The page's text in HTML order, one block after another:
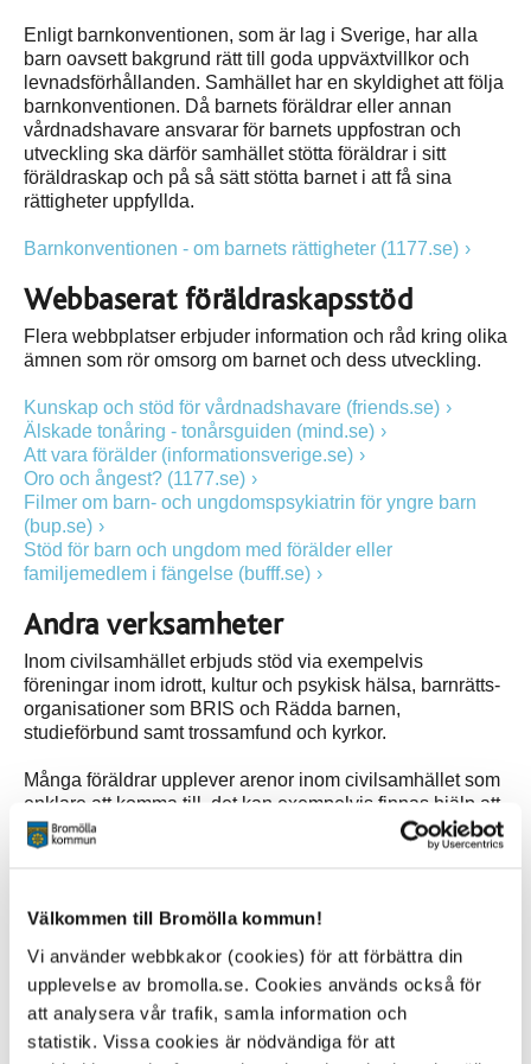
Välkommen till Bromölla kommun!
Vi använder webbkakor (cookies) för att förbättra din
upplevelse av bromolla.se. Cookies används också för
att analysera vår trafik, samla information och
statistik. Vissa cookies är nödvändiga för att
Enligt barnkonventionen, som är lag i Sverige, har alla
barn oavsett bakgrund rätt till goda uppväxtvillkor och
levnadsförhållanden. Samhället har en skyldighet att följa
barnkonventionen. Då barnets föräldrar eller annan
vårdnadshavare ansvarar för barnets uppfostran och
utveckling ska därför samhället stötta föräldrar i sitt
föräldraskap och på så sätt stötta barnet i att få sina
rättigheter uppfyllda.
Barnkonventionen - om barnets rättigheter (1177.se)
Webbaserat föräldraskapsstöd
Flera webbplatser erbjuder information och råd kring olika
ämnen som rör omsorg om barnet och dess utveckling.
Kunskap och stöd för vårdnadshavare (friends.se)
Älskade tonåring - tonårsguiden (mind.se)
Att vara förälder (informationsverige.se)
Oro och ångest? (1177.se)
Filmer om barn- och ungdomspsykiatrin för yngre barn
(bup.se)
Stöd för barn och ungdom med förälder eller
familjemedlem i fängelse (bufff.se)
Andra verksamheter
Inom civilsamhället erbjuds stöd via exempelvis
föreningar inom idrott, kultur och psykisk hälsa, barnrätts­
organisationer som BRIS och Rädda barnen,
studieförbund samt trossamfund och kyrkor.
Många föräldrar upplever arenor inom civilsamhället som
enklare att komma till, det kan exempelvis finnas hjälp att
få på plaster där inte offentlig sektor finns, eller med ett
tema som bättre passar dig som individ.
Tips, råd och handböcker för föräldrar (raddabarnen.se)
Förebygg och stoppa mobbning (friends.se)
E-bok Livsviktiga snack, barn som kan prata om känslor
mår bättre (suicidezero.se)
Föräldralinjen - stödlinje för dig som är orolig för ett barn
(mind.se)